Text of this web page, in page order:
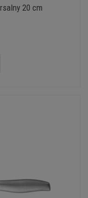
20 cm